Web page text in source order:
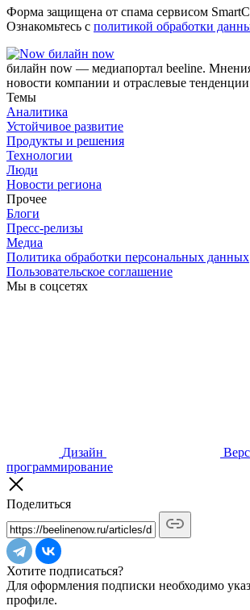
Форма защищена от спама сервисом
Ознакомьтесь с политикой обработки
билайн now
билайн now — медиапортал beeline.
новости компании и отраслевые
Темы
Аналитика
Устойчивое развитие
Продукты и решения
Технологии
Люди
Новости региона
Прочее
Блоги
Пресс-релизы
Медиа
Политика обработки персональных данных
Пользовательское соглашение
Мы в соцсетях
Дизайн
программирование
Поделиться
Хотите подписаться?
Для оформления подписки необходимо
профиле.